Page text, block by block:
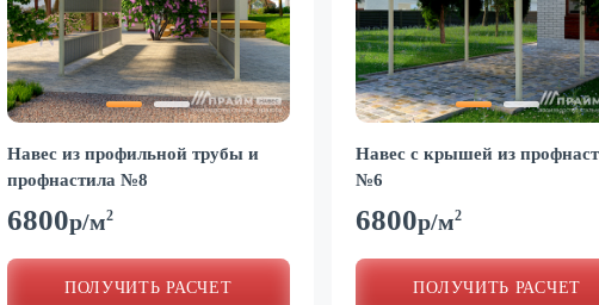
Навес из профильной трубы и
профнастила №8
6800р/м2
ПОЛУЧИТЬ РАСЧЕТ
Навес с крышей из
№6
6800р/м2
ПОЛУЧИТЬ РАСЧЕТ